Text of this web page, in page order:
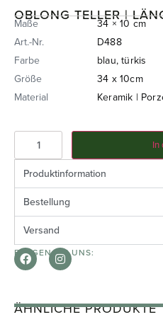
OBLONG TELLER |
Maße
34 × 10 cm
Art.-Nr.
D488
Farbe
blau, türkis
Größe
34 x 10cm
Material
Keramik |
In
Produktinformation
Bestellung
Versand
FOLGEN SIE UNS:
ÄHNLICHE PRODUKTE